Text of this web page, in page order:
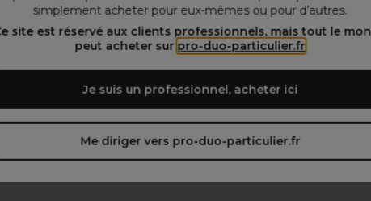
simplement acheter pour eux-mêmes ou pour d’autres.
site est réservé aux clients professionnels, mais tout le
peut acheter sur pro-duo-particulier.fr
Je suis un professionnel, acheter ici
Me diriger vers pro-duo-particulier.fr
professionnel
par envoi d’ions négatifs)
la chaleur sans laisser de point froid